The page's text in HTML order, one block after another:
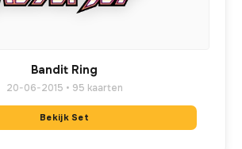
Bandit Ring
20-06-2015 • 95 kaarten
Bekijk Set